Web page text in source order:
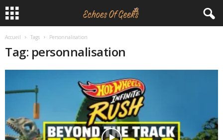
Accueil Tags Personnalisation
Tag: personnalisation